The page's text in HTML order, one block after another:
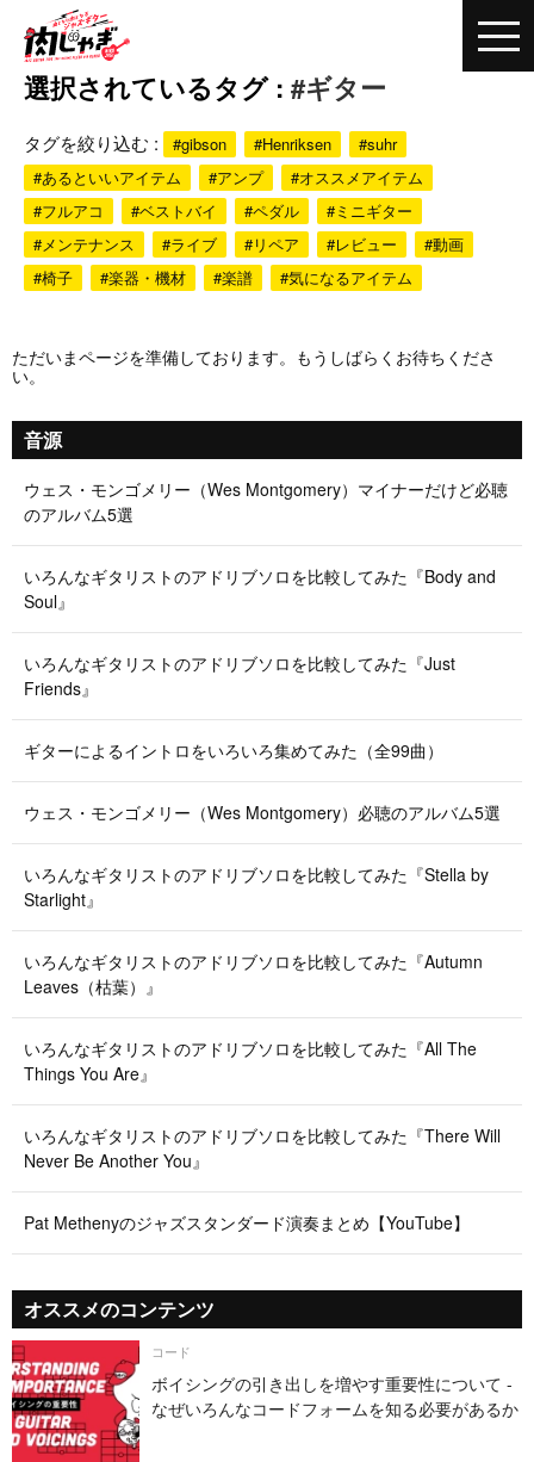
選択されているタグ : #ギター
タグを絞り込む : #gibson #Henriksen
#suhr
#あるといいアイテム
#アンプ
#オススメアイテム
#フルアコ
#ベストバイ #ペダル
#ミニギター
#メンテナンス
#ライブ #リペア #レビュー
#動画
#椅子
#楽器・機材 #楽譜 #気になるアイテム
ただいまページを準備しております。もうしばらくお待ちくださ
い。
音源
ウェス・モンゴメリー（Wes Montgomery）マイナーだけど必聴
のアルバム5選
いろんなギタリストのアドリブソロを比較してみた『Body and
Soul』
いろんなギタリストのアドリブソロを比較してみた『Just
Friends』
ギターによるイントロをいろいろ集めてみた（全99曲）
ウェス・モンゴメリー（Wes Montgomery）必聴のアルバム5選
いろんなギタリストのアドリブソロを比較してみた『Stella by
Starlight』
いろんなギタリストのアドリブソロを比較してみた『Autumn
Leaves（枯葉）』
いろんなギタリストのアドリブソロを比較してみた『All The
Things You Are』
いろんなギタリストのアドリブソロを比較してみた『There Will
Never Be Another You』
Pat Methenyのジャズスタンダード演奏まとめ【YouTube】
オススメのコンテンツ
コード
ボイシングの引き出しを増やす重要性について -
なぜいろんなコードフォームを知る必要があるか